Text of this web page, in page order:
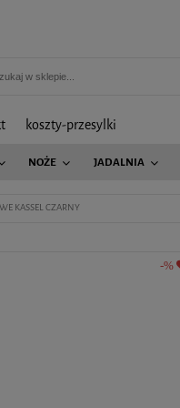
koszty-przesylki
NOŻE JADALNIA
KASSEL CZARNY